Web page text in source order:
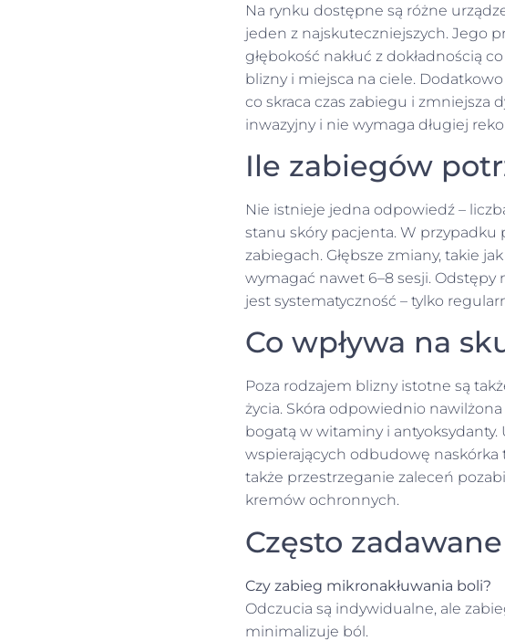
Na rynku dostępne są różne
jeden z najskuteczniejszych. Jego
głębokość nakłuć z dokładnością
blizny i miejsca na ciele.
co skraca czas zabiegu i zmniejsza
inwazyjny i nie wymaga długiej
Ile zabiegów
Nie istnieje jedna odpowiedź –
stanu skóry pacjenta. W przypadku
zabiegach. Głębsze zmiany, takie
wymagać nawet 6–8 sesji. Odstępy
jest systematyczność – tylko
Co wpływa na
Poza rodzajem blizny istotne są
życia. Skóra odpowiednio
bogatą w witaminy i
wspierających odbudowę naskórka
także przestrzeganie zaleceń
kremów ochronnych.
Często
Czy zabieg mikronakłuwania boli?
Odczucia są indywidualne, ale
minimalizuje ból.